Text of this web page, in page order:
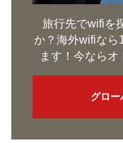
旅行先でwifiを
か？海外wifiなら
ます！今ならオ
グロ